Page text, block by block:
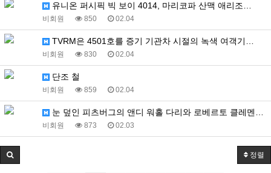
유니온 퍼시픽 빅 보이 4014, 마리코파 산맥 애리조…
비회원 850 02.04
TVRM은 4501호를 증기 기관차 시절의 녹색 여객기…
비회원 830 02.04
단조 철
비회원 859 02.04
눈 덮인 피츠버그의 앤디 워홀 다리와 로베르토 클레멘테…
비회원 873 02.03
정렬